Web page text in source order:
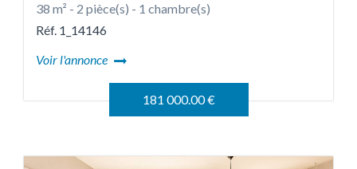
38 m² - 2 pièce(s) - 1 chambre(s)
Réf. 1_14146
Voir l'annonce
181 000.00 €